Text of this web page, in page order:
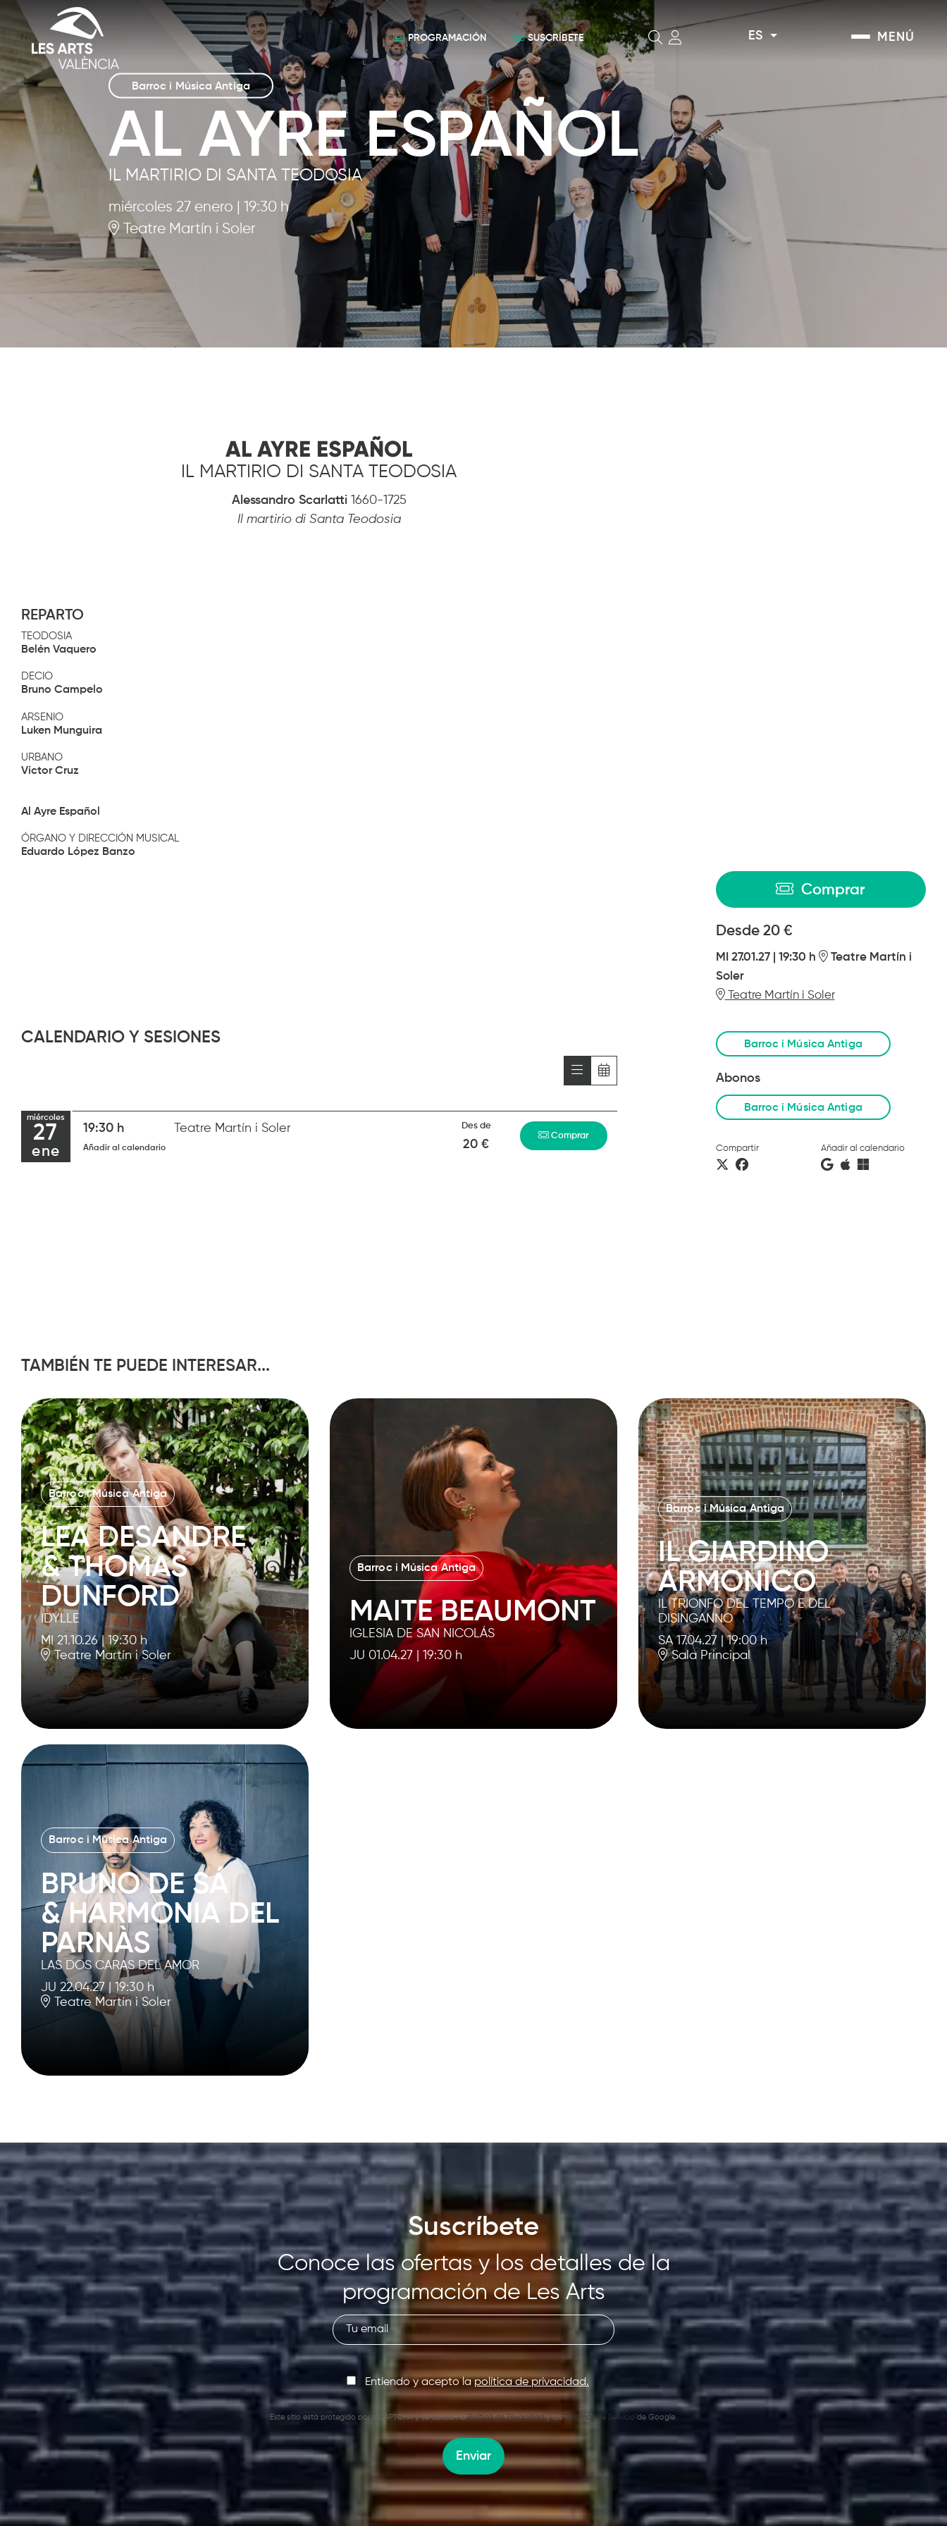
MENÚ
ES
SUSCRÍBETE
PROGRAMACIÓN
Barroc i Música Antiga
AL AYRE ESPAÑOL
IL MARTIRIO DI SANTA TEODOSIA
miércoles 27 enero
19:30 h
Teatre Martín i Soler
Comprar
Desde Desde
20 €
MI 27.01.27| 19:30 h
Teatre Martín i
Soler
Teatre Martín i Soler
Barroc i Música Antiga
Abonos
Barroc i Música Antiga
Compartir Añadir al calendario
AL AYRE ESPAÑOL
IL MARTIRIO DI SANTA TEODOSIA
Alessandro Scarlatti 1660-1725
Il martirio di Santa Teodosia
REPARTO
TEODOSIA
Belén Vaquero
DECIO
Bruno Campelo
ARSENIO
Luken Munguira
URBANO
Víctor Cruz
Al Ayre Español
ÓRGANO Y DIRECCIÓN MUSICAL
Eduardo López Banzo
CALENDARIO Y SESIONES
miércoles
27
ene
19:30 h Teatre Martín i Soler
Añadir al calendario
Des de
20 €
Comprar
TAMBIÉN TE PUEDE INTERESAR...
Barroc i Música Antiga
LEA DESANDRE
& THOMAS
DUNFORD
IDYLLE
MI 21.10.26|19:30 h
Teatre Martín i Soler
Barroc i Música Antiga
MAITE BEAUMONT
IGLESIA DE SAN NICOLÁS
JU 01.04.27
19:30 h
Barroc i Música Antiga
IL GIARDINO
ARMONICO
IL TRIONFO DEL TEMPO E DEL
DISINGANNO
SA 17.04.27 |19:00 h
Sala Principal
Barroc i Música Antiga
BRUNO DE SÁ
& HARMONIA DEL
PARNÀS
LAS DOS CARAS DEL AMOR
JU 22.04.27
19:30 h
Teatre Martín i Soler
Suscríbete
Conoce las ofertas y los detalles de la
programación de Les Arts
Entiendo y acepto lapolítica de privacidad.
Este sitio está protegido por reCAPTCHA y se aplican laPolítica de Privacidady losTérminos de Servicio de Google.
Enviar